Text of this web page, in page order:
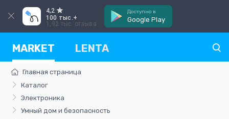
4,2
100 тыс.+
1,92 тыс. отзыва
Доступно в
Google Play
MARKET LENTA
Главная страница
Каталог
Электроника
Умный дом и безопасность